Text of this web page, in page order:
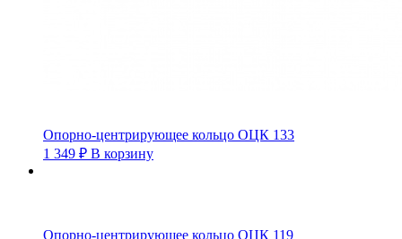
Опорно-центрирующее кольцо ОЦК 133
1 349 ₽ В корзину
Опорно-центрирующее кольцо ОЦК 119